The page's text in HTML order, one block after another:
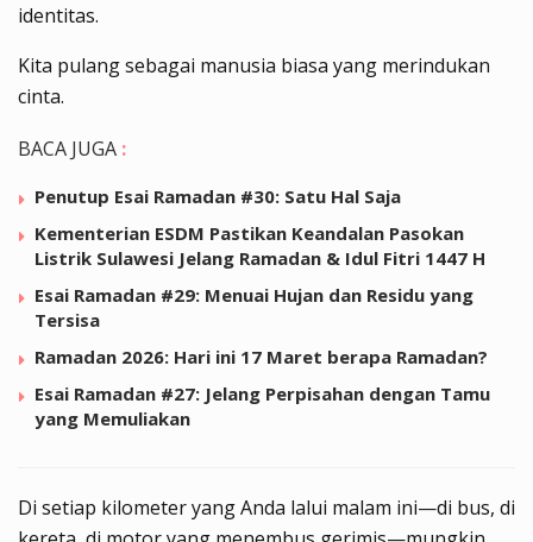
identitas.
Kita pulang sebagai manusia biasa yang merindukan
cinta.
BACA JUGA :
Penutup Esai Ramadan #30: Satu Hal Saja
Kementerian ESDM Pastikan Keandalan Pasokan
Listrik Sulawesi Jelang Ramadan & Idul Fitri 1447 H
Esai Ramadan #29: Menuai Hujan dan Residu yang
Tersisa
Ramadan 2026: Hari ini 17 Maret berapa Ramadan?
Esai Ramadan #27: Jelang Perpisahan dengan Tamu
yang Memuliakan
Di setiap kilometer yang Anda lalui malam ini—di bus, di